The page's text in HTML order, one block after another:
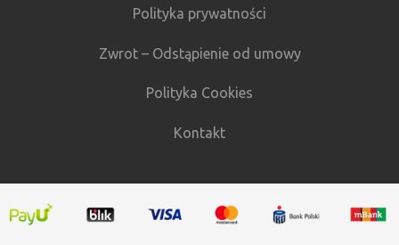
Polityka prywatności
Zwrot – Odstąpienie od umowy
Polityka Cookies
Kontakt